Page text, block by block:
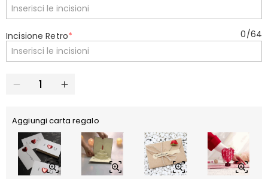
Incisione Retro* 0/64
Aggiungi carta regalo